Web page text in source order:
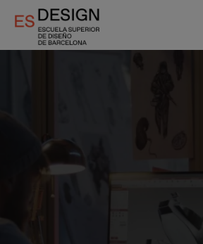
contenido
principal